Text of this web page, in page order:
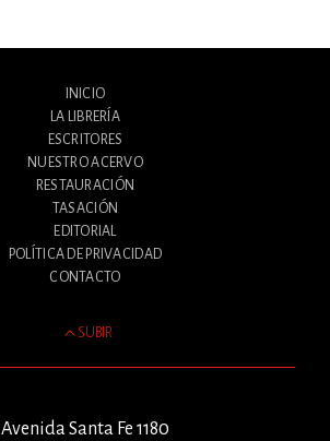
INICIO
LA LIBRERÍA
ESCRITORES
NUESTRO ACERVO
RESTAURACIÓN
TASACIÓN
EDITORIAL
POLÍTICA DE PRIVACIDAD
CONTACTO
SUBIR
Avenida Santa Fe 1180